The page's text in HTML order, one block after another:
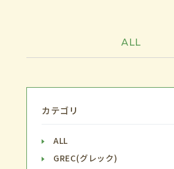
ALL
カテゴリ
ALL
GREC(グレック)